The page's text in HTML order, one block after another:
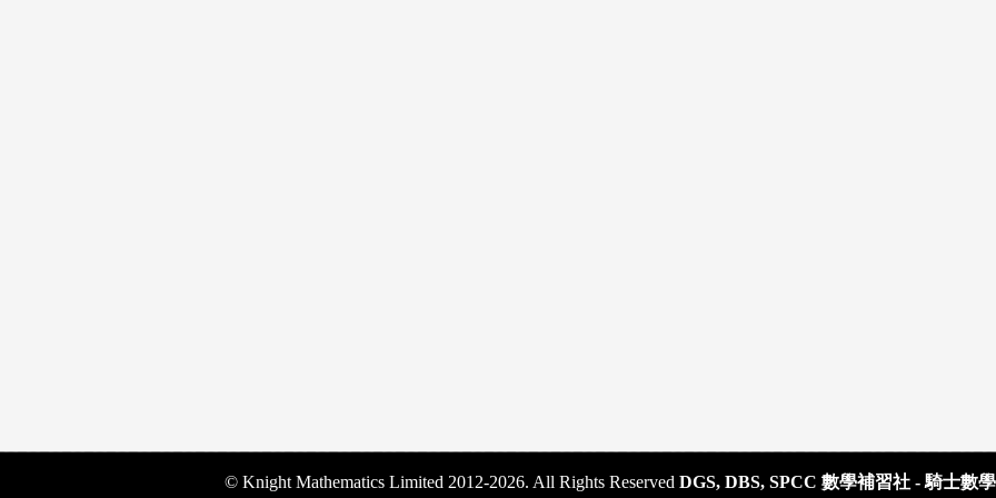
© Knight Mathematics Limited 2012-2026. All Rights Reserved DGS, DBS, SPCC 數學補習社 - 騎士數學